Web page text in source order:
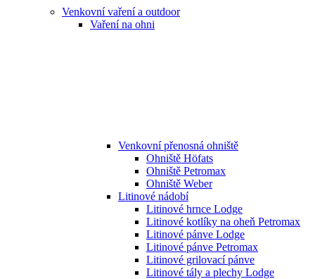
Venkovní vaření a outdoor
Vaření na ohni
Venkovní přenosná ohniště
Ohniště Höfats
Ohniště Petromax
Ohniště Weber
Litinové nádobí
Litinové hrnce Lodge
Litinové kotlíky na oheň Petromax
Litinové pánve Lodge
Litinové pánve Petromax
Litinové grilovací pánve
Litinové tály a plechy Lodge